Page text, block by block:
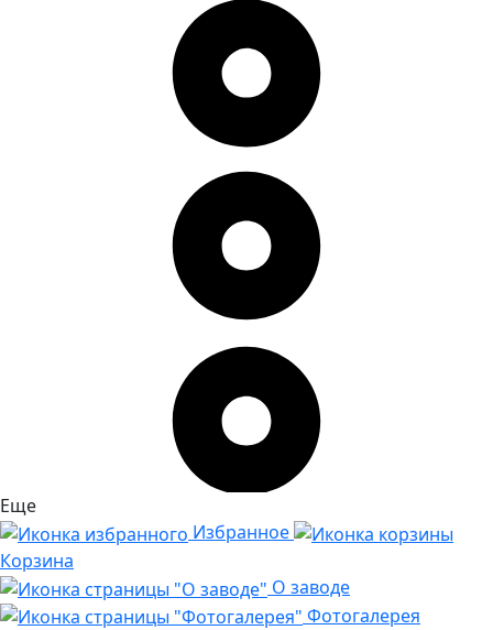
Еще
Избранное
Корзина
О заводе
Фотогалерея